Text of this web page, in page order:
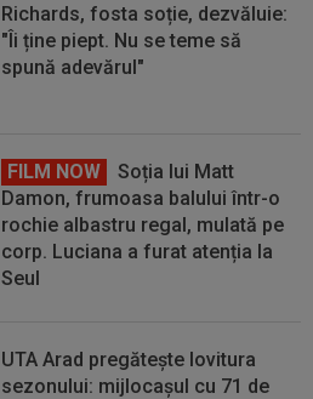
Richards, fosta soție, dezvăluie:
"Îi ține piept. Nu se teme să
spună adevărul"
FILM NOW
Soția lui Matt
Damon, frumoasa balului într-o
rochie albastru regal, mulată pe
corp. Luciana a furat atenția la
Seul
UTA Arad pregătește lovitura
sezonului: mijlocașul cu 71 de